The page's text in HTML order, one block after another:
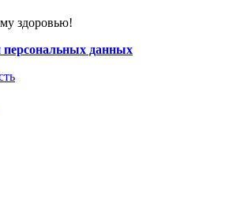
здоровью!
персональных данных